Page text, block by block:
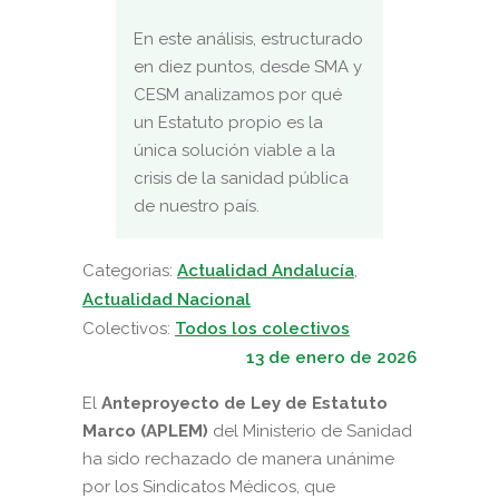
En este análisis, estructurado
en diez puntos, desde SMA y
CESM analizamos por qué
un Estatuto propio es la
única solución viable a la
crisis de la sanidad pública
de nuestro país.
Categorias: Actualidad Andalucía,
Actualidad Nacional
Colectivos: Todos los colectivos
13 de enero de 2026
El Anteproyecto de Ley de Estatuto
Marco (APLEM) del Ministerio de Sanidad
ha sido rechazado de manera unánime
por los Sindicatos Médicos, que